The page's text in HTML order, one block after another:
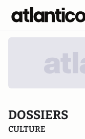
DOSSIERS
CULTURE